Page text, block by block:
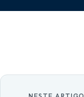
Pisos hospitalares